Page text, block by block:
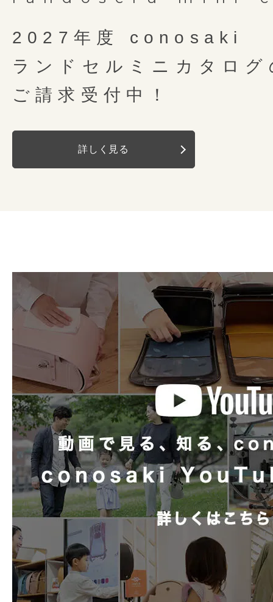
2027年度 conosaki
ランドセルミニカタログ
ご請求受付中！
詳しく見る